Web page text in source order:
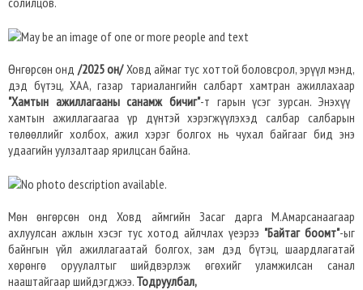
Өнгөрсөн онд /2025 он/Ховд аймаг тус хоттой боловсрол, эрүүл мэнд,
дэд бүтэц, ХАА, газар тариалангийн салбарт хамтран ажиллахаар
"Хамтын ажиллагааны санамж бичиг"-т гарын үсэг зурсан. Энэхүү
хамтын ажиллагаагаа үр дүнтэй хэрэгжүүлэхэд салбар салбарын
төлөөллийг холбох, ажил хэрэг болгох нь чухал байгааг бид энэ
удаагийн уулзалтаар ярилцсан байна.
Мөн өнгөрсөн онд Ховд аймгийн Засаг дарга М.Амарсанаагаар
ахлуулсан ажлын хэсэг тус хотод айлчлах үеэрээ "Байтаг боомт"-ыг
байнгын үйл ажиллагаатай болгох, зам дэд бүтэц, шаардлагатай
хөрөнгө оруулалтыг шийдвэрлэж өгөхийг уламжилсан санал
нааштайгаар шийдэгджээ. Тодруулбал,